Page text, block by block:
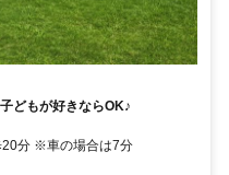
どもが好きならOK♪
20分 ※車の場合は7分